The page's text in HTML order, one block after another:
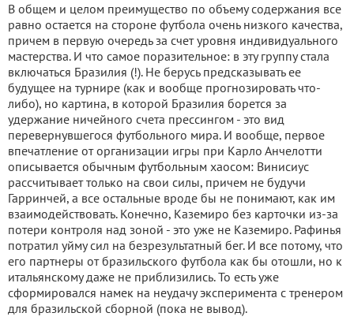
В общем и целом преимущество по объему содержания все
равно остается на стороне футбола очень низкого качества,
причем в первую очередь за счет уровня индивидуального
мастерства. И что самое поразительное: в эту группу стала
включаться Бразилия (!). Не берусь предсказывать ее
будущее на турнире (как и вообще прогнозировать что-
либо), но картина, в которой Бразилия борется за
удержание ничейного счета прессингом - это вид
перевернувшегося футбольного мира. И вообще, первое
впечатление от организации игры при Карло Анчелотти
описывается обычным футбольным хаосом: Винисиус
рассчитывает только на свои силы, причем не будучи
Гарринчей, а все остальные вроде бы не понимают, как им
взаимодействовать. Конечно, Каземиро без карточки из-за
потери контроля над зоной - это уже не Каземиро. Рафинья
потратил уйму сил на безрезультатный бег. И все потому, что
его партнеры от бразильского футбола как бы отошли, но к
итальянскому даже не приблизились. То есть уже
сформировался намек на неудачу эксперимента с тренером
для бразильской сборной (пока не вывод).